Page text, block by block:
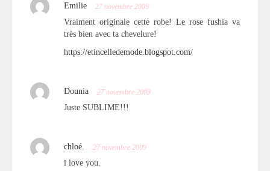
Emilie 27 novembre 2009
Vraiment originale cette robe! Le rose fushia va
très bien avec ta chevelure!
https://etincelledemode.blogspot.com/
Dounia 27 novembre 2009
Juste SUBLIME!!!
chloé. 27 novembre 2009
i love you.